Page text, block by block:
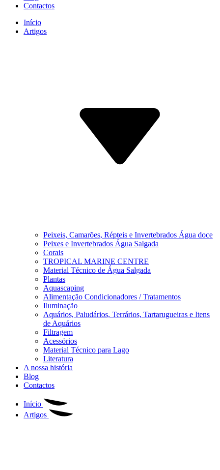
Contactos
Início
Artigos
Peixeis, Camarões, Répteis e Invertebrados Água doce
Peixes e Invertebrados Água Salgada
Corais
TROPICAL MARINE CENTRE
Material Técnico de Água Salgada
Plantas
Aquascaping
Alimentação Condicionadores / Tratamentos
Iluminação
Aquários, Paludários, Terrários, Tartarugueiras e Itens
de Aquários
Filtragem
Acessórios
Material Técnico para Lago
Literatura
A nossa história
Blog
Contactos
Início
Artigos